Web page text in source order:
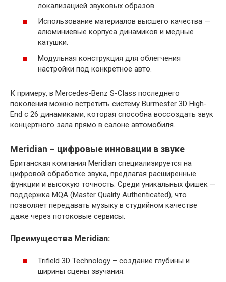
локализацией звуковых образов.
Использование материалов высшего качества —
алюминиевые корпуса динамиков и медные
катушки.
Модульная конструкция для облегчения
настройки под конкретное авто.
К примеру, в Mercedes-Benz S-Class последнего
поколения можно встретить систему Burmester 3D High-
End с 26 динамиками, которая способна воссоздать звук
концертного зала прямо в салоне автомобиля.
Meridian – цифровые инновации в звуке
Британская компания Meridian специализируется на
цифровой обработке звука, предлагая расширенные
функции и высокую точность. Среди уникальных фишек —
поддержка MQA (Master Quality Authenticated), что
позволяет передавать музыку в студийном качестве
даже через потоковые сервисы.
Преимущества Meridian:
Trifield 3D Technology – создание глубины и
ширины сцены звучания.